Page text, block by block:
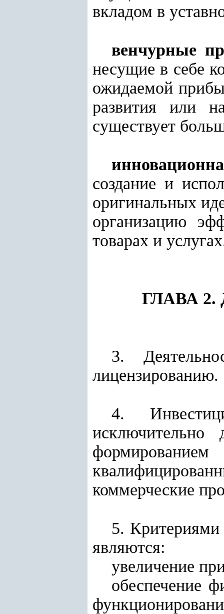
вкладом в
венчурные
несущие в себе
ожидаемой
развития или
существует
создание и
оригинальных
организацию
товарах и
ГЛАВА
3.
лицензированию.
4.
исключительно
коммерческие
5.
являются:
увеличение
обеспечение